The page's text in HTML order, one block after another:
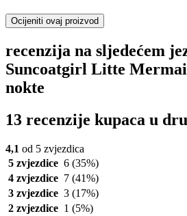
Ocijeniti ovaj proizvod
recenzija na sljedećem
Suncoatgirl Litte
nokte
13 recenzije kupaca u
4,1 od 5 zvjezdica
5 zvjezdice 6 (35%)
4 zvjezdice 7 (41%)
3 zvjezdice 3 (17%)
2 zvjezdice 1 (5%)